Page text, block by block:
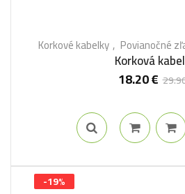
Korkové kabelky Povianočné
Korková
18.20€
-19%